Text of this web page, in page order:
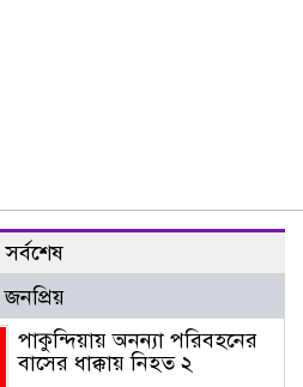
সর্বশেষ
জনপ্রিয়
পাকুন্দিয়ায় অনন্যা পরিবহনের
বাসের ধাক্কায় নিহত ২